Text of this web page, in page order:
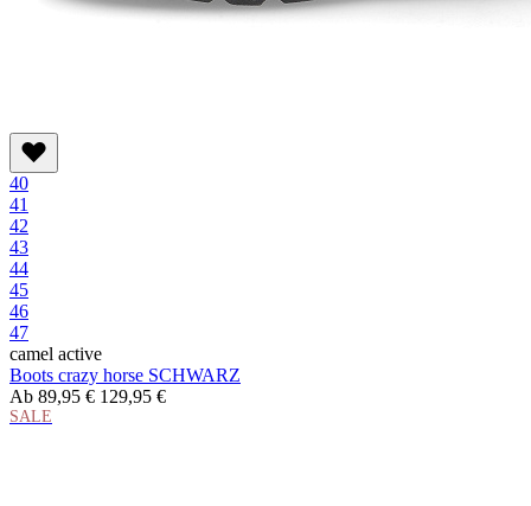
40
41
42
43
44
45
46
47
camel active
Boots crazy horse SCHWARZ
Ab 89,95 € 129,95 €
SALE